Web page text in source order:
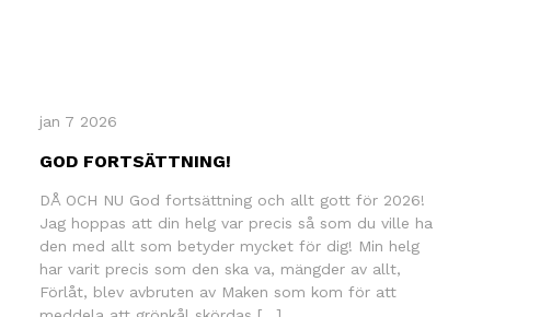
jan 7 2026
GOD FORTSÄTTNING!
DÅ OCH NU God fortsättning och allt gott för 2026!
Jag hoppas att din helg var precis så som du ville ha
den med allt som betyder mycket för dig! Min helg
har varit precis som den ska va, mängder av allt,
Förlåt, blev avbruten av Maken som kom för att